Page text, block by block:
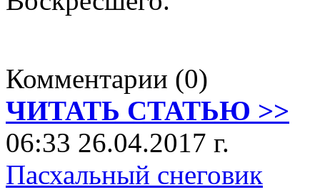
Комментарии (0)
ЧИТАТЬ СТАТЬЮ >>
06:33 26.04.2017 г.
Пасхальный снеговик